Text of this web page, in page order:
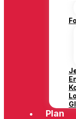
Plan